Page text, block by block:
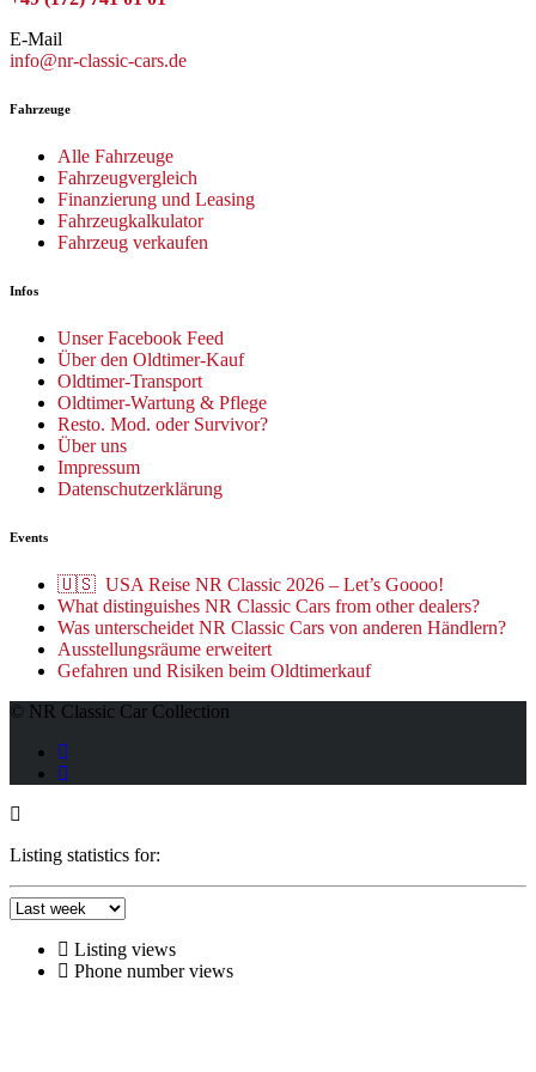
E-Mail
info@nr-classic-cars.de
Fahrzeuge
Alle Fahrzeuge
Fahrzeugvergleich
Finanzierung und Leasing
Fahrzeugkalkulator
Fahrzeug verkaufen
Infos
Unser Facebook Feed
Über den Oldtimer-Kauf
Oldtimer-Transport
Oldtimer-Wartung & Pflege
Resto. Mod. oder Survivor?
Über uns
Impressum
Datenschutzerklärung
Events
🇺🇸 USA Reise NR Classic 2026 – Let’s Goooo!
What distinguishes NR Classic Cars from other dealers?
Was unterscheidet NR Classic Cars von anderen Händlern?
Ausstellungsräume erweitert
Gefahren und Risiken beim Oldtimerkauf
© NR Classic Car Collection
Listing statistics for:
Listing views
Phone number views